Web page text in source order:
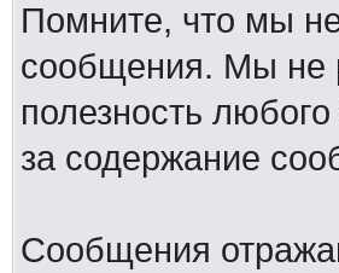
Помните, что мы
сообщения. Мы не
полезность
за содержание
Сообщения